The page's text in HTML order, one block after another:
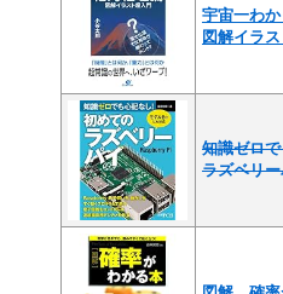
宇宙一わ
図解イラ
知識ゼロ
ラズベリ